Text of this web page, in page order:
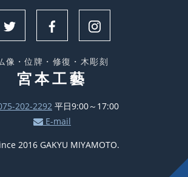
像・位牌・修復・木彫刻
宮本工藝
202-2292 平日9:00～17:00
E-mail
2016 GAKYU MIYAMOTO.